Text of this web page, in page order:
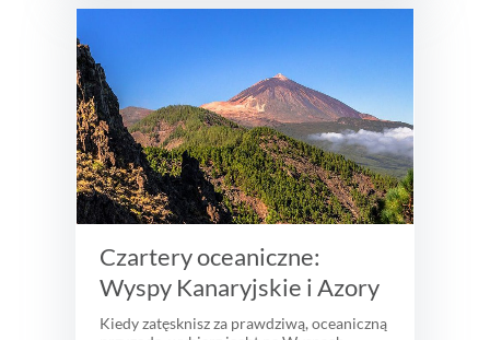
Czartery oceaniczne:
Wyspy Kanaryjskie i Azory
Kiedy zatęsknisz za prawdziwą, oceaniczną